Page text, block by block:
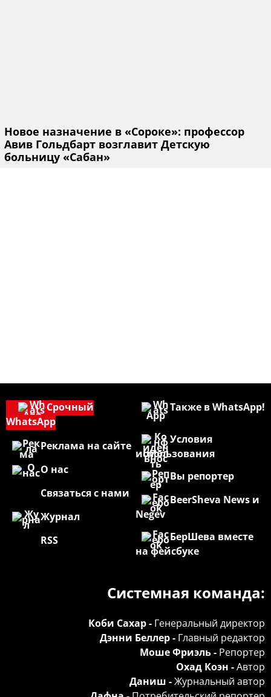
Новое назначение в «Сороке»: профессор
Авив Гольдбарт возглавит Детскую
больницу «Сабан»
Также в WhatsApp!
Условия
использования
Вы репортер
BeerSheva News и
Negev
БерШева вместе
на фейсбуке
Срочный
WhatsApp
Реклама на сайте
О нас
Связаться с нами
Журнал
RSS
Системная команда:
Коби Сахар - Генеральный директор
Дэнни Беллер - Главный редактор
Моше Фриэль - Репортер
Охад Коэн -Автор
Даниш -Журнальный автор